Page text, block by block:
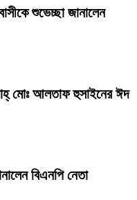
শুভেচ্ছা জানালেন
মোঃ আলতাফ হুসাইনের ঈদ
বিএনপি নেতা